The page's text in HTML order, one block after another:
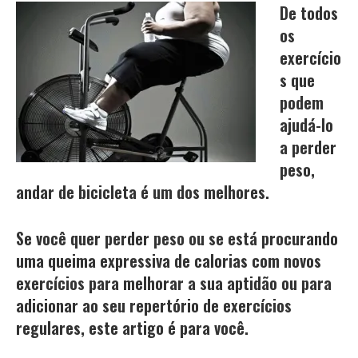
De todos
os
exercício
s que
podem
ajudá-lo
a perder
peso,
andar de bicicleta é um dos melhores.
Se você quer perder peso ou se está procurando
uma queima expressiva de calorias com novos
exercícios para melhorar a sua aptidão ou para
adicionar ao seu repertório de exercícios
regulares, este artigo é para você.